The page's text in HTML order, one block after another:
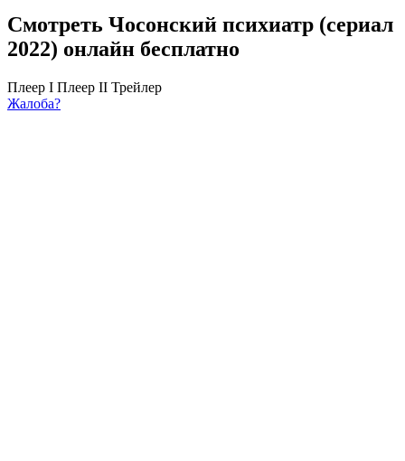
Смотреть Чосонский психиатр (сериал
2022) онлайн бесплатно
Плеер I Плеер II Трейлер
Жалоба?